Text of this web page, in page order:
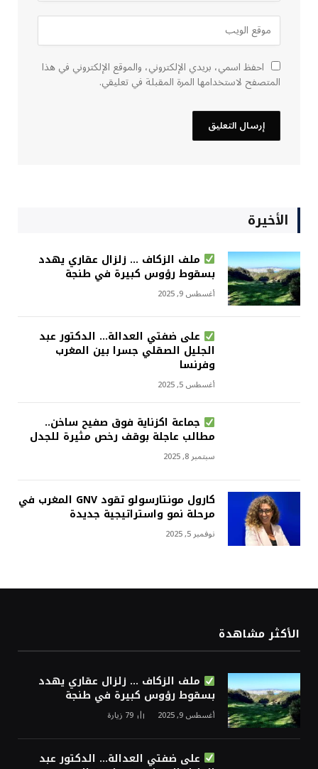
احفظ اسمي، بريدي الإلكتروني، والموقع الإلكتروني في هذا
المتصفح لاستخدامها المرة المقبلة في تعليقي.
الأخيرة
ملف الزكاف … زلزال عقاري يهدد
بسقوط رؤوس كبيرة في طنجة
أغسطس 9, 2025
على ضفتي العدالة… الدكتور عبد
الجليل الصقلي جسرا بين المغرب
وفرنسا
أغسطس 5, 2025
جماعة اكزناية فوق صفيح ساخن..
مطالب عاجلة بوقف رخص مثيرة للجدل
سبتمبر 8, 2025
كارول مونتارسولو تقود GNV المغرب في
مرحلة نمو واستراتيجية جديدة
نوفمبر 5, 2025
الأكثر مشاهدة
ملف الزكاف … زلزال عقاري يهدد
بسقوط رؤوس كبيرة في طنجة
أغسطس 9, 2025 79 زيارة
على ضفتي العدالة… الدكتور عبد